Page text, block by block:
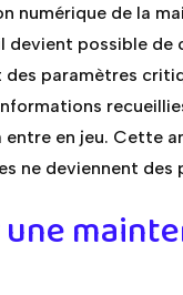
numérique de la
devient possible de
paramètres
en jeu. Cette
ne deviennent des